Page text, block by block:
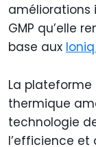
améliorations
GMP qu’elle
base aux
La
thermique
technologie
l’efficience et